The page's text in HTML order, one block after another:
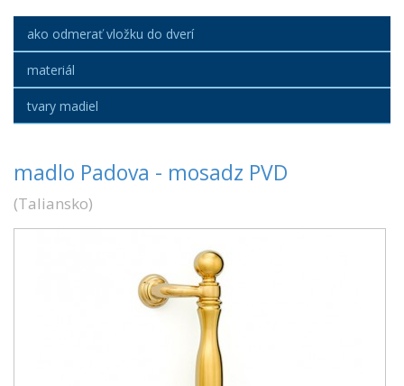
ako odmerať vložku do dverí
materiál
tvary madiel
madlo Padova - mosadz PVD
(Taliansko)